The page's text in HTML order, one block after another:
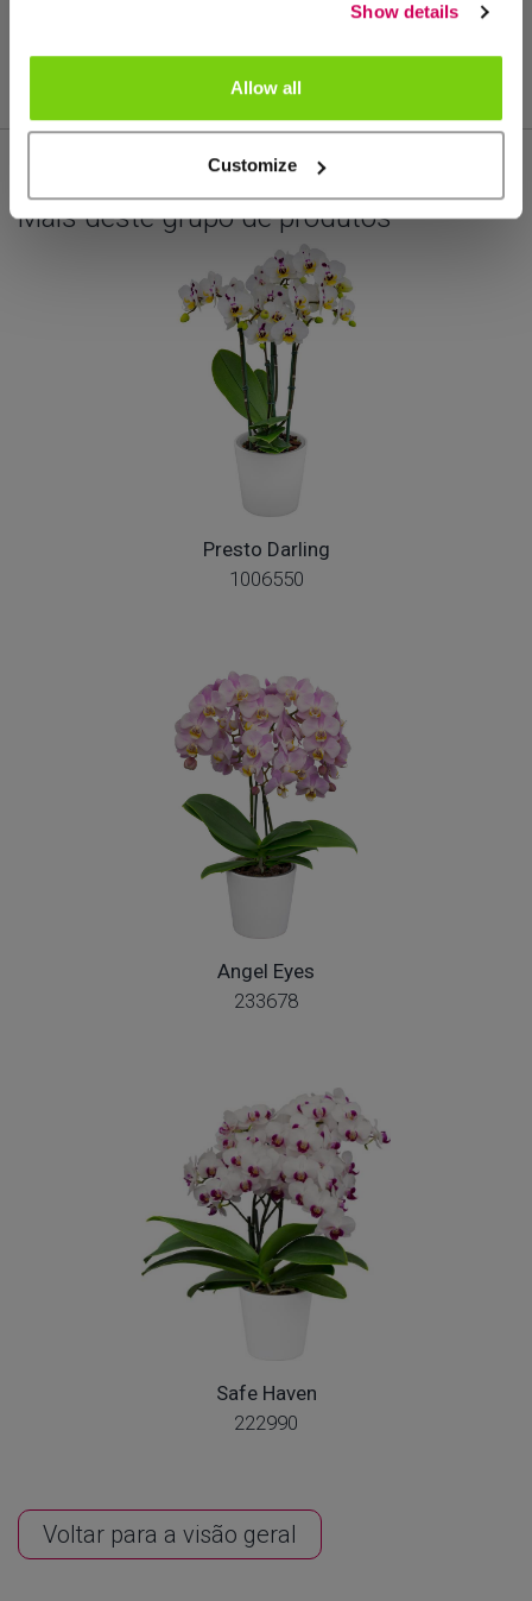
Show details
Allow all
Customize
tamanho do vaso: 12
Mais deste grupo de produtos
Presto Darling
1006550
Angel Eyes
233678
Safe Haven
222990
Voltar para a visão geral